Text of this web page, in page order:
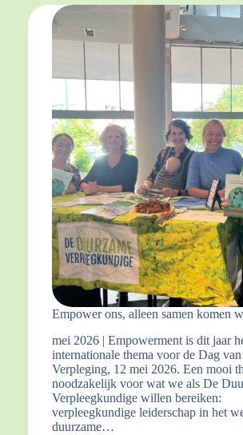
Empower ons, alleen samen komen
mei 2026 | Empowerment is dit jaar
internationale thema voor de Dag
Verpleging, 12 mei 2026. Een mooi
noodzakelijk voor wat we als De
Verpleegkundige willen bereiken:
verpleegkundige leiderschap in het
duurzame…